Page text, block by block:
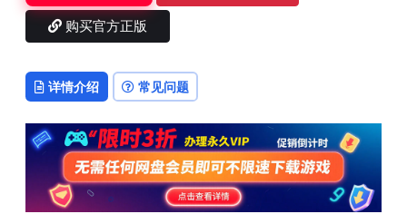
购买官方正版
详情介绍 常见问题